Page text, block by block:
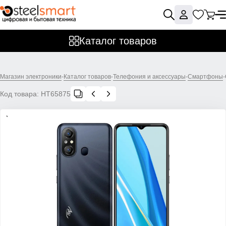
Каталог товаров
Магазин электроники-Каталог товаров-Телефония и аксессуары-Смартфоны-
Код товара: НТ65875